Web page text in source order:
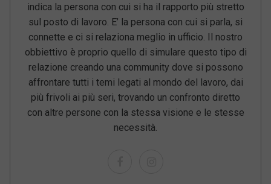
indica la persona con cui si ha il rapporto più stretto
sul posto di lavoro. E’ la persona con cui si parla, si
connette e ci si relaziona meglio in ufficio. Il nostro
obbiettivo è proprio quello di simulare questo tipo di
relazione creando una community dove si possono
affrontare tutti i temi legati al mondo del lavoro, dai
più frivoli ai più seri, trovando un confronto diretto
con altre persone con la stessa visione e le stesse
necessità.